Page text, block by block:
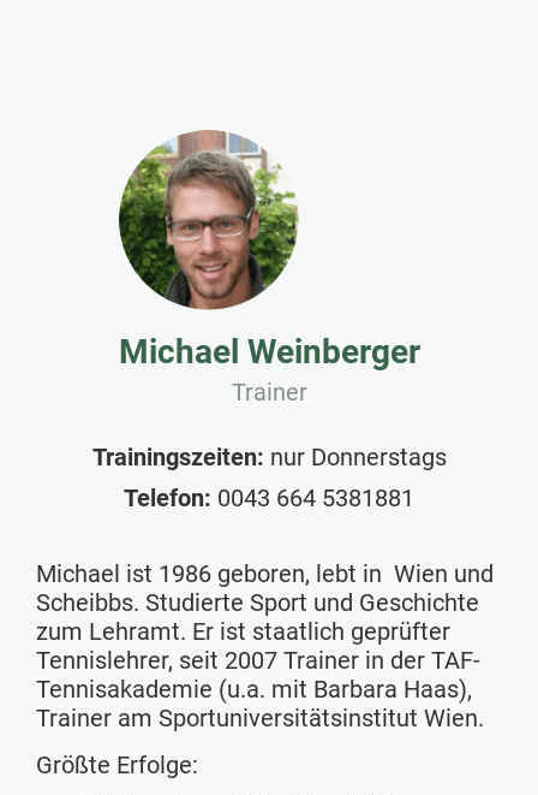
Michael Weinberger
Trainer
Trainingszeiten: nur Donnerstags
Telefon: 0043 664 5381881
Michael ist 1986 geboren, lebt in Wien und
Scheibbs. Studierte Sport und Geschichte
zum Lehramt. Er ist staatlich geprüfter
Tennislehrer, seit 2007 Trainer in der TAF-
Tennisakademie (u.a. mit Barbara Haas),
Trainer am Sportuniversitätsinstitut Wien.
Größte Erfolge: